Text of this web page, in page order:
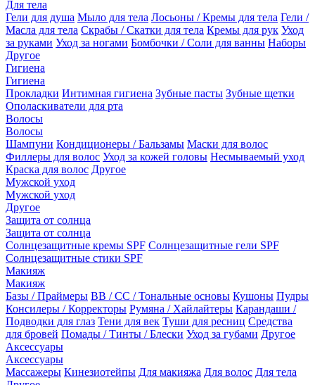
Для тела
Гели для душа Мыло для тела Лосьоны / Кремы для тела Гели /
Масла для тела Скрабы / Скатки для тела Кремы для рук Уход
за руками Уход за ногами Бомбочки / Соли для ванны Наборы
Другое
Гигиена
Гигиена
Прокладки Интимная гигиена Зубные пасты Зубные щетки
Ополаскиватели для рта
Волосы
Волосы
Шампуни Кондиционеры / Бальзамы Маски для волос
Филлеры для волос Уход за кожей головы Несмываемый уход
Краска для волос Другое
Мужской уход
Мужской уход
Другое
Защита от солнца
Защита от солнца
Солнцезащитные кремы SPF Солнцезащитные гели SPF
Солнцезащитные стики SPF
Макияж
Макияж
Базы / Праймеры BB / CC / Тональные основы Кушоны Пудры
Консилеры / Корректоры Румяна / Хайлайтеры Карандаши /
Подводки для глаз Тени для век Туши для ресниц Средства
для бровей Помады / Тинты / Блески Уход за губами Другое
Аксессуары
Аксессуары
Массажеры Кинезиотейпы Для макияжа Для волос Для тела